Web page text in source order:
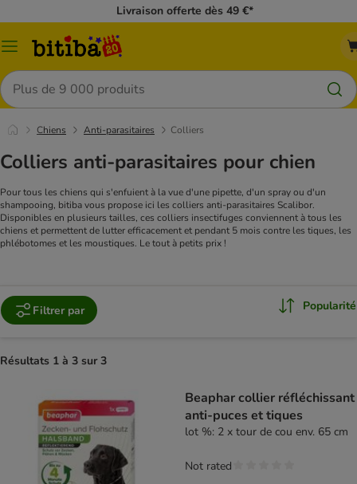
Livraison offerte dès 49 €*
Menu
Rechercher
Chiens Anti-parasitaires Colliers
Colliers anti-parasitaires pour chien
Pour tous les chiens qui s'enfuient à la vue d'une pipette, d'un spray ou d'un
shampooing, bitiba vous propose ici les colliers anti-parasitaires Scalibor.
Disponibles en plusieurs tailles, ces colliers insectifuges conviennent à tous les
chiens et permettent de lutter efficacement et pendant 5 mois contre les tiques, les
phlébotomes et les moustiques. Le tout à petits prix !
Filtrer par Popularité
Résultats 1 à 3 sur 3
Beaphar collier réfléchissant
anti-puces et tiques
lot %: 2 x tour de cou env. 65 cm
Not rated